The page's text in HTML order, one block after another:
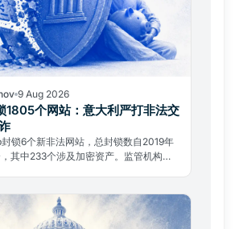
9 Aug 2026
1805个网站：意大利严打非法交
锁6个新非法网站，总封锁数自2019年
其中233个涉及加密资产。监管机构现